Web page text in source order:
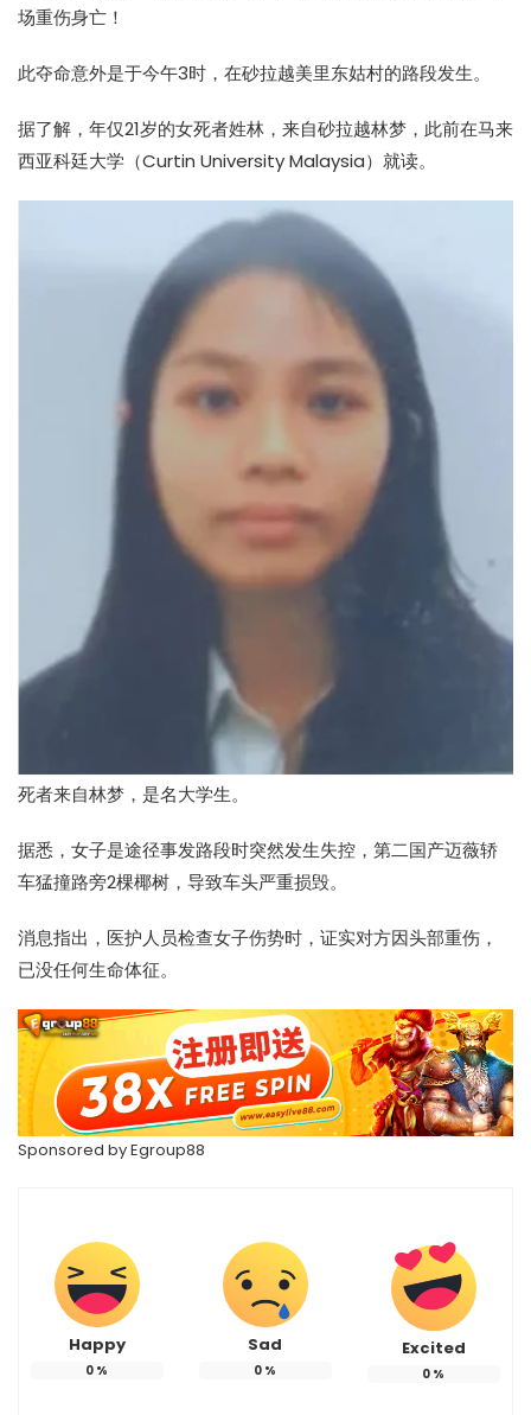
场重伤身亡！
此夺命意外是于今午3时，在砂拉越美里东姑村的路段发生。
据了解，年仅21岁的女死者姓林，来自砂拉越林梦，此前在马来
西亚科廷大学（Curtin University Malaysia）就读。
死者来自林梦，是名大学生。
据悉，女子是途径事发路段时突然发生失控，第二国产迈薇轿
车猛撞路旁2棵椰树，导致车头严重损毁。
消息指出，医护人员检查女子伤势时，证实对方因头部重伤，
已没任何生命体征。
Sponsored byEgroup88
Happy
0 %
Sad
0 %
Excited
0 %